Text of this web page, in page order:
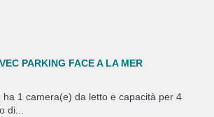
PARKING FACE A LA MER
ha 1 camera(e) da letto e capacità per 4
di...